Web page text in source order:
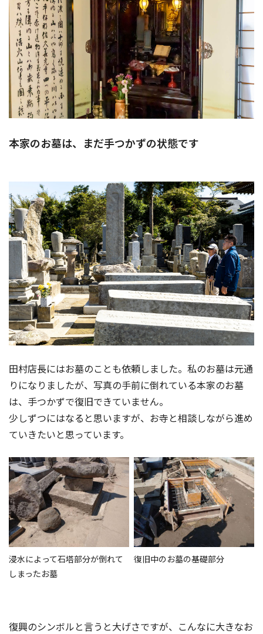
本家のお墓は、まだ手つかずの状態です
田村店長にはお墓のことも依頼しました。私のお墓は元通
りになりましたが、写真の手前に倒れている本家のお墓
は、手つかずで復旧できていません。
少しずつにはなると思いますが、お寺と相談しながら進め
ていきたいと思っています。
浸水によって石塔部分が倒れて
しまったお墓
復旧中のお墓の基礎部分
復興のシンボルと言うと大げさですが、こんなに大きなお